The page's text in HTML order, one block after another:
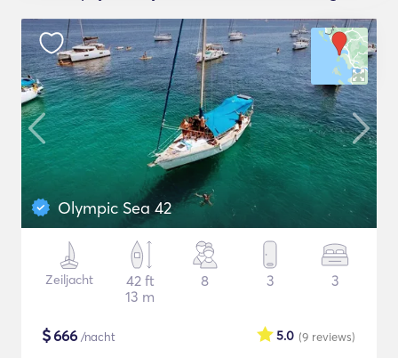
Olympic Sea 42
Zeiljacht
42 ft
13 m
8 3 3
$666 /nacht (9 reviews)
5.0